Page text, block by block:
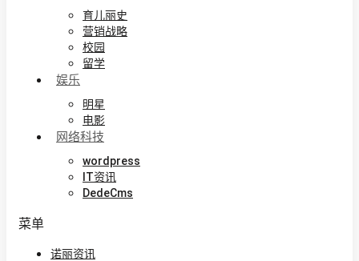
育儿丽史
营销战略
校园
留学
娱乐
明星
电影
网络科技
wordpress
IT资讯
DedeCms
菜单
诺丽资讯